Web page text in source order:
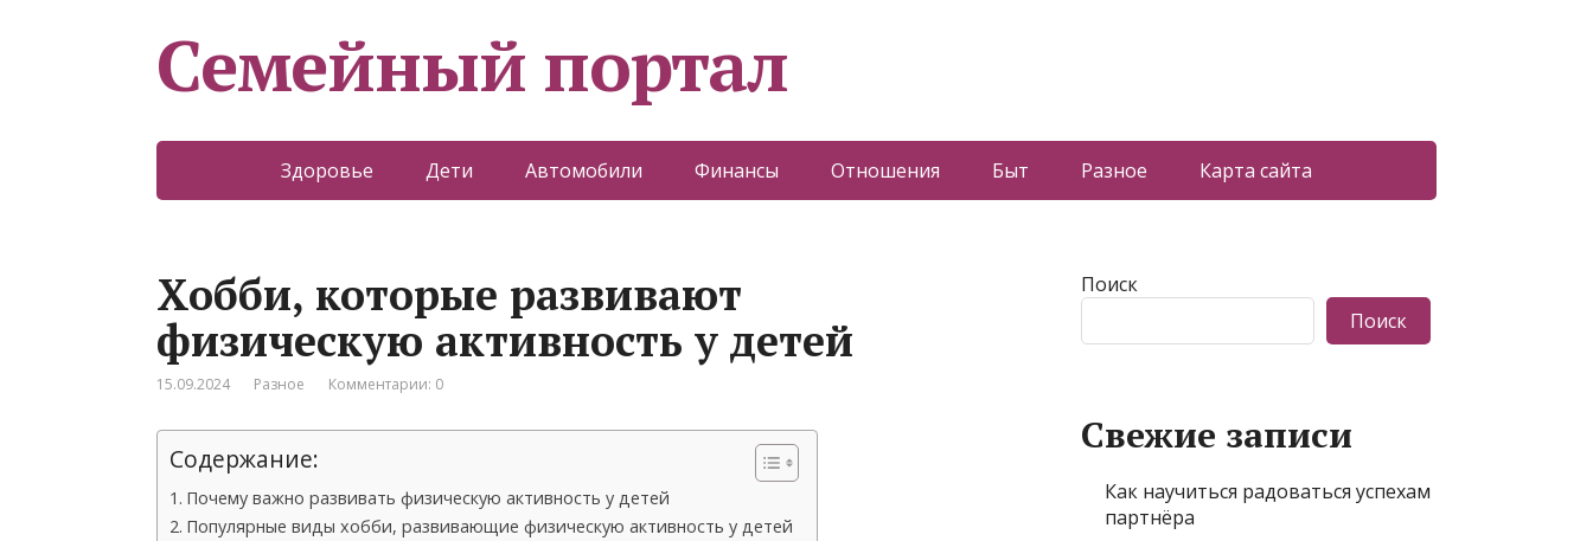
Семейный портал
Здоровье Дети Автомобили Финансы Отношения Быт Разное Карта сайта
Хобби, которые развивают
физическую активность у детей
15.09.2024 Разное Комментарии: 0
Содержание:
Почему важно развивать физическую активность у детей
Популярные виды хобби, развивающие физическую активность у детей
Поиск
Поиск
Свежие записи
Как научиться радоваться успехам
партнёра